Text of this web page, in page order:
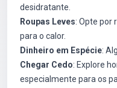
desidratante.
Roupas Leves: Opte por
para o calor.
Dinheiro em Espécie:
Chegar Cedo: Explore
especialmente para os